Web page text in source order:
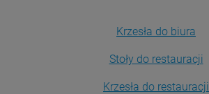
Krzesła do biura
Stoły do restauracji
Krzesła do restauracji